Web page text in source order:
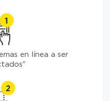
en línea a ser